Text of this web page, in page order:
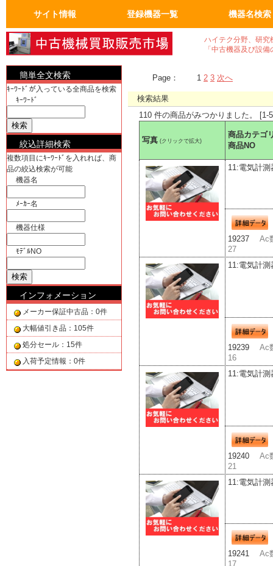
サイト情報
トップページ
FAQ：よくある質問
人気の商品
会員ページ
運営会社概要
登録機器一覧
真空機器・真空ポンプ 真空機器
真空ポンプ
真空コンポーネント
試験・検査機
洗浄、クリーニンク゛
加熱機、冷却機
分析機器
計測、計量機・顕微鏡 計測、計量機
顕微鏡
汎用理化学機器
電気計測器・光学関連 電気計測器
光学関連
物流、包装、保管
成形、樹脂、フィルム
クリーンルーム関係
電気機器、部品
工作機械、加工機
ユーティリティ機器
半導体・実装機器関連 半導体関連
実装機器関連
バイオ関連
OA事務什器・その他 OA事務什器
その他
機器名検索
ハイテク分野、研究
「中古機器及び設
簡単全文検索
ｷｰﾜｰﾄﾞが入っている全商品を検索
ｷｰﾜｰﾄﾞ
絞込詳細検索
複数項目にｷｰﾜｰﾄﾞを入れれば、商
品の絞込検索が可能
機器名
ﾒｰｶｰ名
機器仕様
ﾓﾃﾞﾙNO
インフォメーション
メーカー保証中古品：0件
大幅値引き品：105件
処分セール：15件
入荷予定情報：0件
Page： 1 2 3 次へ
検索結果
110 件の商品がみつかりました。 [1-
写真 (クリックで拡大)
商品カテゴ
商品NO
11:電気計測
19237 Ac
27
11:電気計測
19239 Ac
16
11:電気計測
19240 Ac
21
11:電気計測
19241 Ac
17